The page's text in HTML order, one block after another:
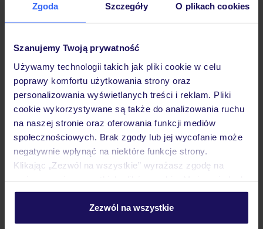
Zgoda Szczegóły O plikach cookies
Szanujemy Twoją prywatność
Używamy technologii takich jak pliki cookie w celu
poprawy komfortu użytkowania strony oraz
personalizowania wyświetlanych treści i reklam. Pliki
cookie wykorzystywane są także do analizowania ruchu
na naszej stronie oraz oferowania funkcji mediów
społecznościowych. Brak zgody lub jej wycofanie może
negatywnie wpłynąć na niektóre funkcje strony.
Klikając „Zezwól na wszystkie” wyrażasz zgodę na
personalizować swój wybór wchodząc w zakładkę
Szczegółowe informacje o plikach cookie znajdziesz
Zezwól na wszystkie
Hotel
Pokoje
Wyżywienie
Atrakcje
Ważne informacje